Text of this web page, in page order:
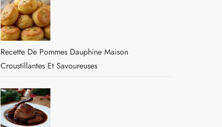
Recette De Pommes Dauphine Maison
Croustillantes Et Savoureuses